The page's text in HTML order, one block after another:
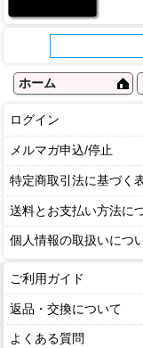
ホーム
ログイン
メルマガ申込/停止
特定商取引法に基づく
送料とお支払い方法に
個人情報の取扱いにつ
ご利用ガイド
返品・交換について
よくある質問